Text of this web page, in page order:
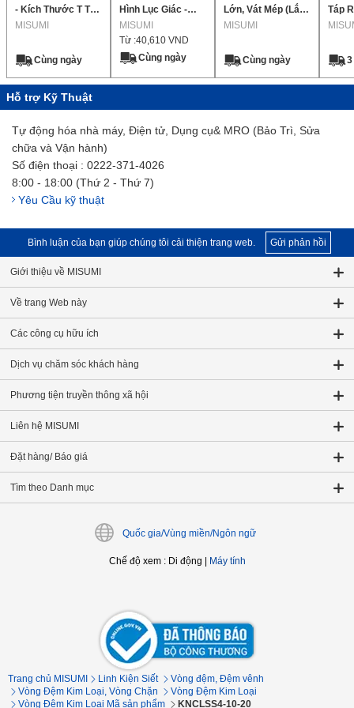
- Kích Thước T Tùy
Chọn, Lớp Chính
MISUMI
Cùng ngày
Hình Lục Giác -
Loại Urethane
MISUMI
Từ :40,610 VND
Cùng ngày
Lớn, Vát Mép (Lắp
Chặt)
MISUMI
Cùng ngày
Táp
Hỗ trợ Kỹ Thuật
Tự động hóa nhà máy, Điện tử, Dụng cụ& MRO (Bảo Trì, Sửa
chữa và Vận hành)
Số điện thoại : 0222-371-4026
8:00 - 18:00 (Thứ 2 - Thứ 7)
Yêu Cầu kỹ thuật
Bình luận của bạn giúp chúng tôi cải thiện trang web. Gửi phản hồi
Giới thiệu về MISUMI
Về trang Web này
Các công cụ hữu ích
Dịch vụ chăm sóc khách hàng
Phương tiện truyền thông xã hội
Liên hệ MISUMI
Đặt hàng/ Báo giá
Tìm theo Danh mục
Quốc gia/Vùng miền/Ngôn ngữ
Chế độ xem: Di động Máy tính
Trang chủ MISUMI Linh Kiện Siết
Vòng đệm, Đệm vênh
Vòng Đệm Kim Loại, Vòng Chặn
Vòng Đệm Kim Loại
Vòng Đệm Kim Loại Mã sản phẩm
KNCLSS4-10-20